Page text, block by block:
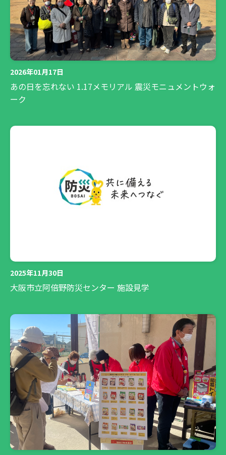
2026年01月17日
あの日を忘れない 1.17メモリアル 震災モニュメントウォ
ーク
2025年11月30日
大阪市立阿倍野防災センター 施設見学